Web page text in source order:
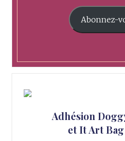
Abonnez-
Adhésion
et It Art